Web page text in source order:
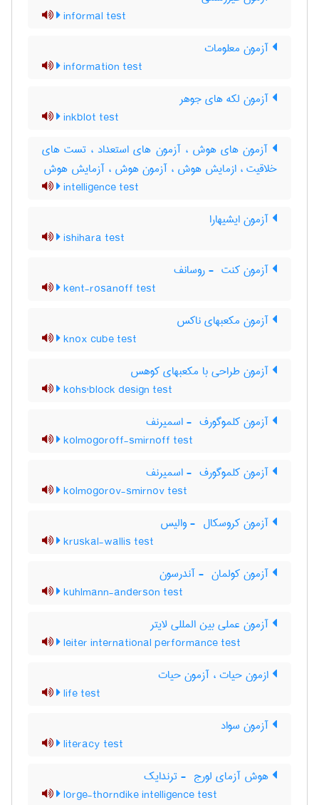
informal test
آزمون معلومات
information test
آزمون لکه های جوهر
inkblot test
آزمون های هوش ، آزمون های استعداد ، تست های
خلاقیت ، ازمایش هوش ، آزمون هوش ، آزمایش هوش
intelligence test
آزمون ایشیهارا
ishihara test
آزمون کنت ‎ - روسانف
kent-rosanoff test
آزمون مکعبهای ناکس
knox cube test
آزمون طراحی با مکعبهای کوهس
kohs'block design test
آزمون کلموگورف ‎ - اسمیرنف
kolmogoroff-smirnoff test
آزمون کلموگورف ‎ - اسمیرنف
kolmogorov-smirnov test
آزمون کروسکال ‎ - والیس
kruskal-wallis test
آزمون کولمان ‎ - آندرسون
kuhlmann-anderson test
آزمون عملی بین المللی لایتر
leiter international performance test
ازمون حیات ، آزمون حیات
life test
آزمون سواد
literacy test
هوش آزمای لورج ‎ - ترندایک
lorge-thorndike intelligence test